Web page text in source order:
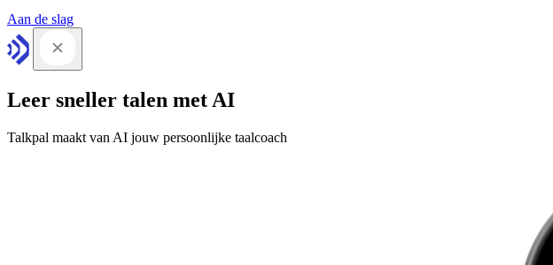
Aan de slag
Leer sneller talen met AI
Talkpal maakt van AI jouw persoonlijke taalcoach